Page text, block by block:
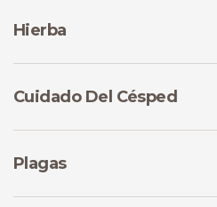
Hierba
Cuidado Del Césped
Plagas